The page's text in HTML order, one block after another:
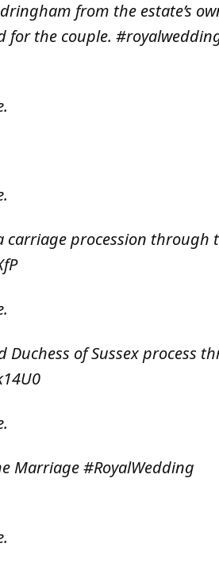
from the estate’s
for the couple.
carriage procession through
of Sussex process
Marriage#RoyalWedding